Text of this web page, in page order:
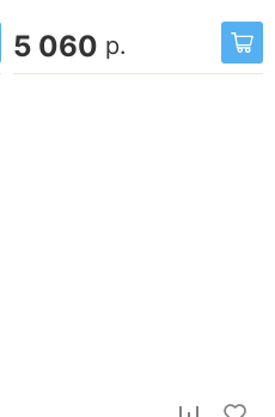
5 060 р.